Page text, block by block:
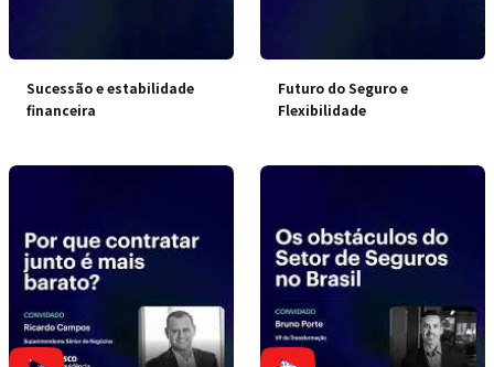
Sucessão e estabilidade
financeira
Futuro do Seguro e
Flexibilidade